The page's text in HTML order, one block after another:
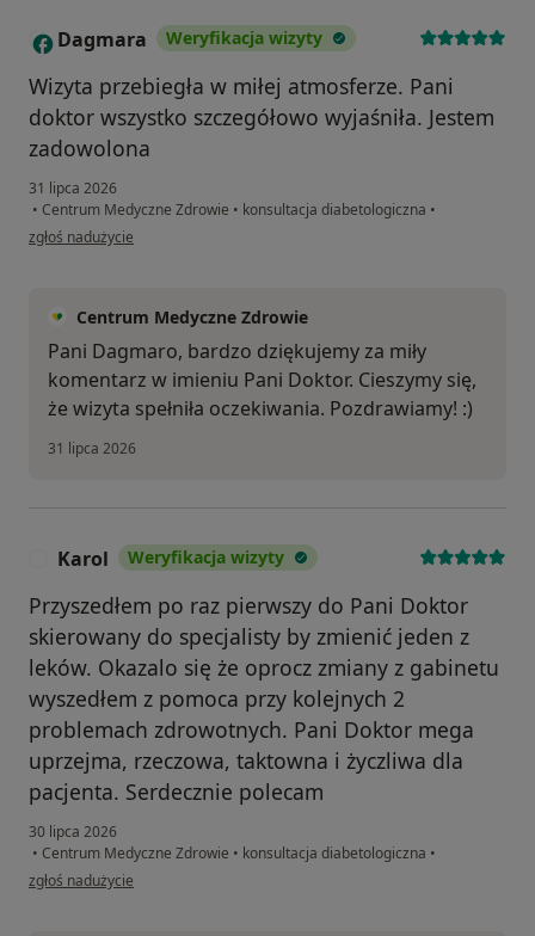
D Dagmara Weryfikacja wizyty
Wizyta przebiegła w miłej atmosferze. Pani
doktor wszystko szczegółowo wyjaśniła. Jestem
zadowolona
31 lipca 2026
• Centrum Medyczne Zdrowie • konsultacja diabetologiczna •
w opinii użytkownika Dagmara
zgłoś nadużycie
Centrum Medyczne Zdrowie
Pani Dagmaro, bardzo dziękujemy za miły
komentarz w imieniu Pani Doktor. Cieszymy się,
że wizyta spełniła oczekiwania. Pozdrawiamy! :)
31 lipca 2026
Karol Weryfikacja wizyty
Przyszedłem po raz pierwszy do Pani Doktor
skierowany do specjalisty by zmienić jeden z
leków. Okazalo się że oprocz zmiany z gabinetu
wyszedłem z pomoca przy kolejnych 2
problemach zdrowotnych. Pani Doktor mega
uprzejma, rzeczowa, taktowna i życzliwa dla
pacjenta. Serdecznie polecam
30 lipca 2026
• Centrum Medyczne Zdrowie • konsultacja diabetologiczna •
w opinii użytkownika Karol
zgłoś nadużycie